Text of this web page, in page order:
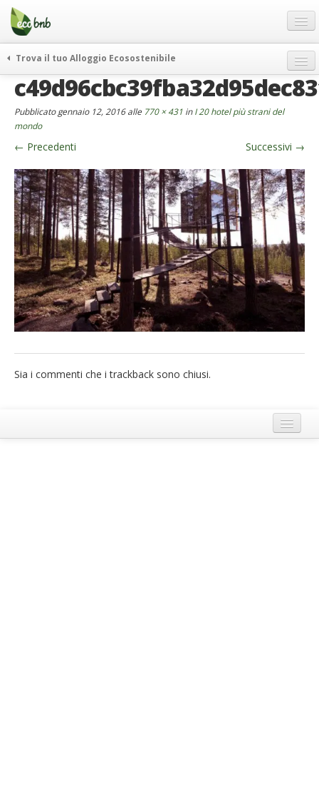
Menu
Salta
contenuto
Offerte Speciali
Regali
FAQ
Chi Siamo
Partner
Contatti
Italiano
German
English
Spanish
Italiano
Trova il tuo Alloggio Ecosostenibile
weekend green
curiosità
vivere e viaggiare verde
news ed eventi
ecohotel
rassegna stampa
Pubblicatogennaio 12, 2016alle 770 × 431 inI 20 hotel più strani del
mondo
← Precedenti Successivi →
Sia i commenti che i trackback sono chiusi.